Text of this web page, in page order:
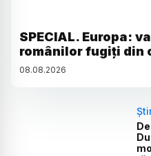
SPECIAL. Europa:
românilor fugiți din
08.08.2026